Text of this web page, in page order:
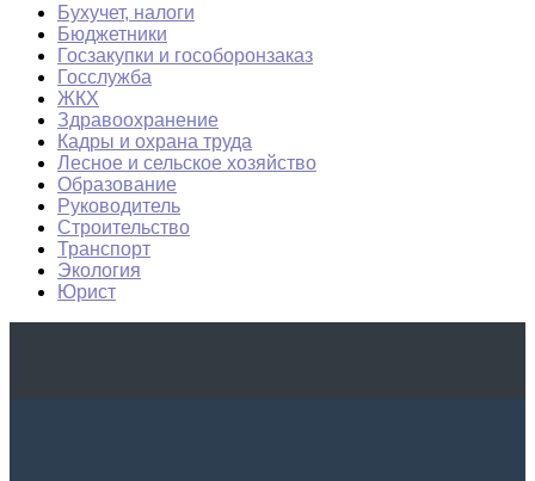
Бухучет, налоги
Бюджетники
Госзакупки и гособоронзаказ
Госслужба
ЖКХ
Здравоохранение
Кадры и охрана труда
Лесное и сельское хозяйство
Образование
Руководитель
Строительство
Транспорт
Экология
Юрист